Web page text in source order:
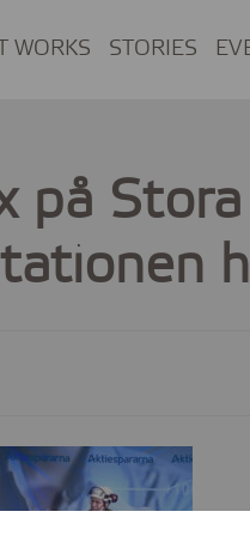
WORKS STORIES
på